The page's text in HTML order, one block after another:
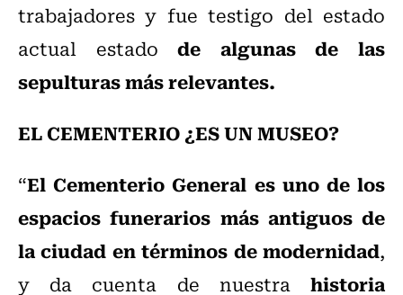
trabajadores y fue testigo del estado
actual estadode algunas de las
sepulturas más relevantes.
EL CEMENTERIO ¿ES UN MUSEO?
“El Cementerio General es uno de los
espacios funerarios más antiguos de
la ciudad en términos de modernidad,
y da cuenta de nuestra historia